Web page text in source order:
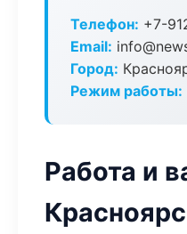
Телефон: +7-
Email:
Город:
Режим работы:
Работа и